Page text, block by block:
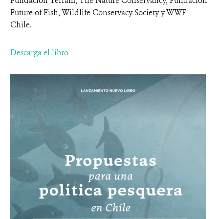
Future of Fish, Wildlife Conservacy Society y WWF
Chile.
Descarga el libro